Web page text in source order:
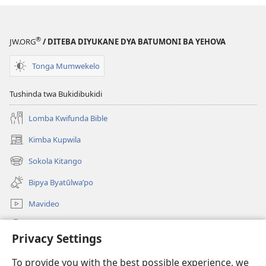
Privacy Settings
To provide you with the best possible experience, we
JW.ORG® / DITEBA DIYUKANE DYA BATUMONI BA YEHOVA
Tonga Mumwekelo
Tushinda twa Bukidibukidi
Lomba Kwifunda Bible
Kimba Kupwila
(opens
new
window)
Sokola Kitango
(opens
new
window)
Bipya Byatūlwa’po
Mavideo
(opens